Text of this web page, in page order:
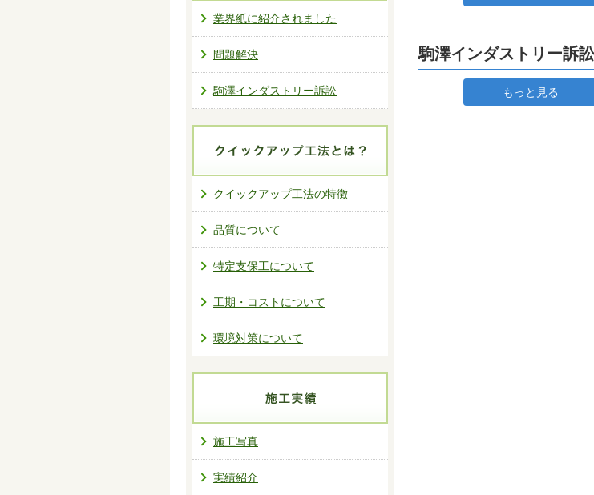
駒澤インダストリー訴訟
もっと見る
業界紙に紹介されました
問題解決
駒澤インダストリー訴訟
クイックアップ工法の特徴
品質について
特定支保工について
工期・コストについて
環境対策について
施工写真
実績紹介